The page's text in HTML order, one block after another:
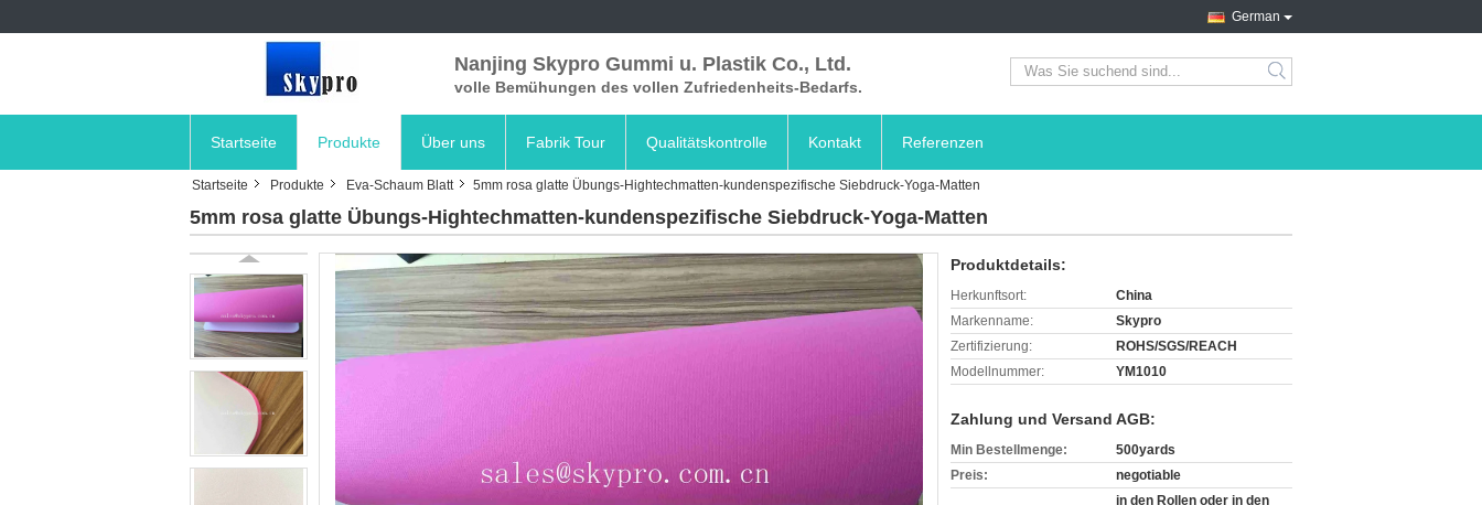
German
Nanjing Skypro Gummi u. Plastik Co., Ltd.
volle Bemühungen des vollen Zufriedenheits-Bedarfs. search
Startseite Produkte Über uns Fabrik Tour Qualitätskontrolle Kontakt Referenzen
Startseite Produkte Eva-Schaum Blatt 5mm rosa glatte Übungs-Hightechmatten-kundenspezifische Siebdruck-Yoga-Matten
5mm rosa glatte Übungs-Hightechmatten-kundenspezifische Siebdruck-Yoga-Matten
Produktdetails:
Herkunftsort:
China
Markenname:
Skypro
Zertifizierung:
ROHS/SGS/REACH
Modellnummer:
YM1010
Zahlung und Versand AGB:
Min Bestellmenge:
500yards
Preis:
negotiable
in den Rollen oder in den